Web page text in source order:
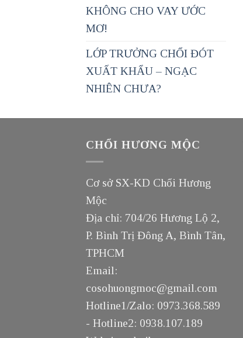
KHÔNG CHO VAY ƯỚC
MƠ!
LỚP TRƯỞNG CHỔI ĐÓT
XUẤT KHẨU – NGẠC
NHIÊN CHƯA?
CHỔI HƯƠNG MỘC
Cơ sở SX-KD Chổi Hương
Mộc
Địa chỉ: 704/26 Hương Lộ 2,
P. Bình Trị Đông A, Bình Tân,
TPHCM
Email:
cosohuongmoc@gmail.com
Hotline1/Zalo: 0973.368.589
- Hotline2: 0938.107.189